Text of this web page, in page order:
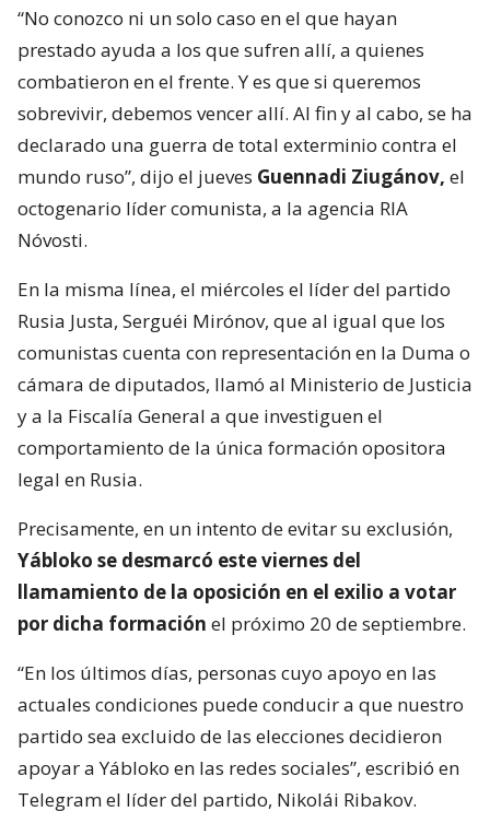
“No conozco ni un solo caso en el que hayan
prestado ayuda a los que sufren allí, a quienes
combatieron en el frente. Y es que si queremos
sobrevivir, debemos vencer allí. Al fin y al cabo, se ha
declarado una guerra de total exterminio contra el
mundo ruso”, dijo el jueves Guennadi Ziugánov, el
octogenario líder comunista, a la agencia RIA
Nóvosti.
En la misma línea, el miércoles el líder del partido
Rusia Justa, Serguéi Mirónov, que al igual que los
comunistas cuenta con representación en la Duma o
cámara de diputados, llamó al Ministerio de Justicia
y a la Fiscalía General a que investiguen el
comportamiento de la única formación opositora
legal en Rusia.
Precisamente, en un intento de evitar su exclusión,
Yábloko se desmarcó este viernes del
llamamiento de la oposición en el exilio a votar
por dicha formación el próximo 20 de septiembre.
“En los últimos días, personas cuyo apoyo en las
actuales condiciones puede conducir a que nuestro
partido sea excluido de las elecciones decidieron
apoyar a Yábloko en las redes sociales”, escribió en
Telegram el líder del partido, Nikolái Ribakov.